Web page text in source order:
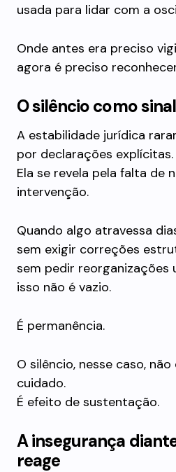
usada para lidar com a
Onde antes era preciso
agora é preciso
O silêncio como
A estabilidade jurídica
por declarações explícitas.
Ela se revela pela falta de
intervenção.
Quando algo atravessa
sem exigir correções
sem pedir reorganizações
isso não é vazio.
É permanência.
O silêncio, nesse caso,
cuidado.
É efeito de sustentação.
A insegurança
reage